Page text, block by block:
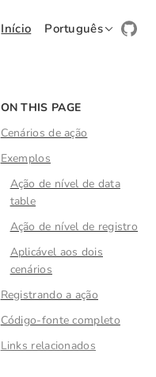
Início Português
ON THIS PAGE
Cenários de ação
Exemplos
Ação de nível de data
table
Ação de nível de registro
Aplicável aos dois
cenários
Registrando a ação
Código-fonte completo
Links relacionados